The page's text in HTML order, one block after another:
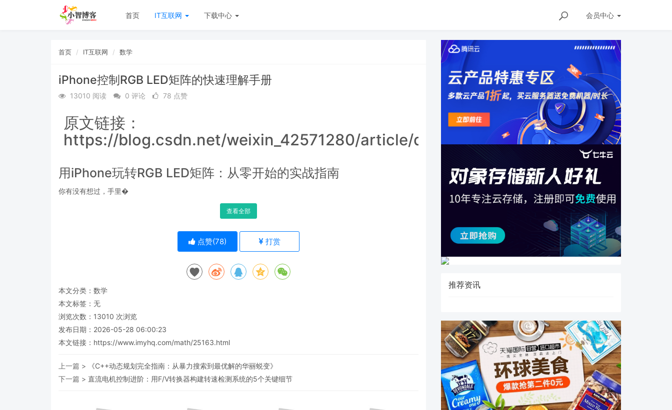
首页 IT互联网 下载中心 会员中心
首页 IT互联网 数学
iPhone控制RGB LED矩阵的快速理解手册
13010 阅读 0 评论 78 点赞
原文链接：
https://blog.csdn.net/weixin_42571280/article/details/156883374
用iPhone玩转RGB LED矩阵：从零开始的实战指南
你有没有想过，手里�
查看全部
点赞(78) 打赏
本文分类： 数学
本文标签：无
浏览次数： 13010 次浏览
发布日期：2026-05-28 06:00:23
本文链接： https://www.imyhq.com/math/25163.html
上一篇 >
《C++动态规划完全指南：从暴力搜索到最优解的华丽蜕变》
下一篇 > 直流电机控制进阶：用F/V转换器构建转速检测系统的5个关键细节
推荐资讯